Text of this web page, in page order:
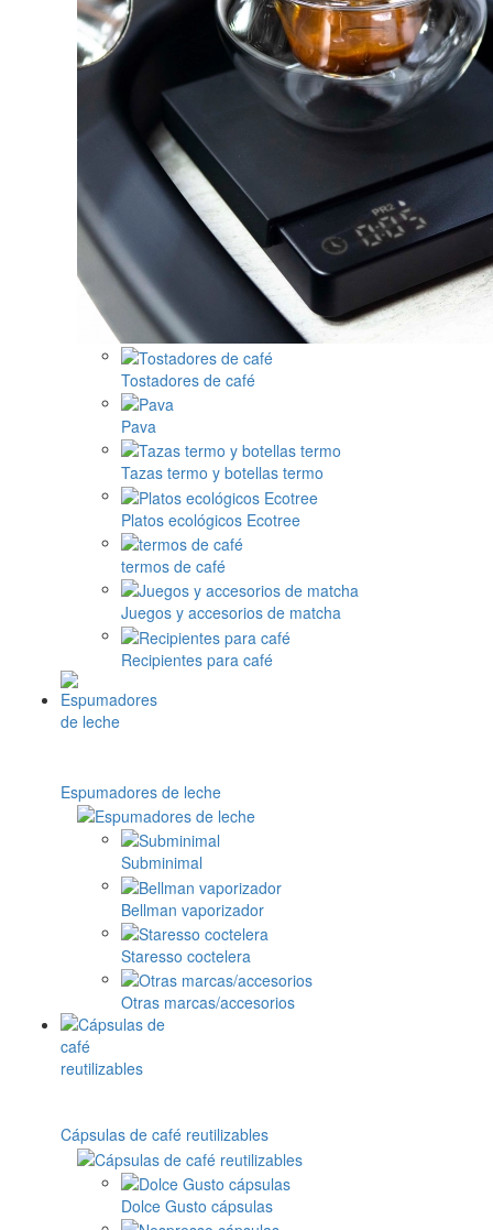
Tostadores de café
Pava
Tazas termo y botellas termo
Platos ecológicos Ecotree
termos de café
Juegos y accesorios de matcha
Recipientes para café
Espumadores de leche
Subminimal
Bellman vaporizador
Staresso coctelera
Otras marcas/accesorios
Cápsulas de café reutilizables
Dolce Gusto cápsulas